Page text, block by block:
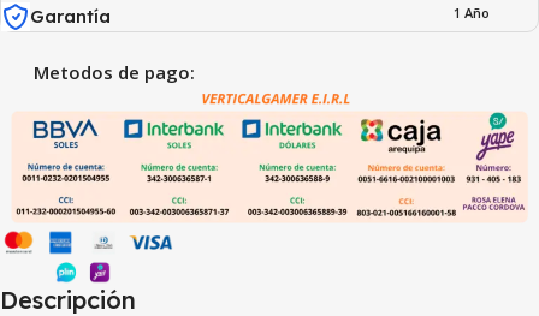
Garantía 1 Año
Metodos de pago:
Descripción